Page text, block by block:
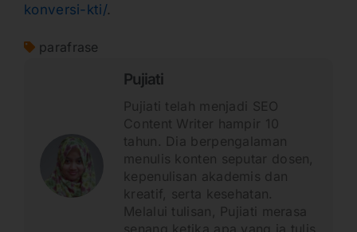
konversi-kti/.
parafrase
Pujiati
Pujiati telah menjadi SEO
Content Writer hampir 10
tahun. Dia berpengalaman
menulis konten seputar dosen,
kepenulisan akademis dan
kreatif, serta kesehatan.
Melalui tulisan, Pujiati merasa
senang ketika apa yang ia tulis